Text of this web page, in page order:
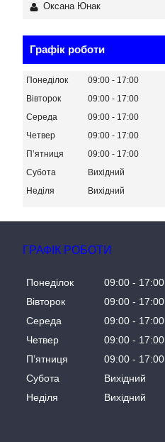
Оксана Юнак
Графік роботи
Понеділок 09:00
17:00
Вівторок
09:00
17:00
Середа
09:00
17:00
Четвер
09:00
17:00
Пʼятниця
09:00
17:00
Субота
Вихідний
Неділя
Вихідний
ГРАФІК РОБОТИ
Понеділок 09:00
17:00
Вівторок
09:00
17:00
Середа
09:00
17:00
Четвер
09:00
17:00
Пʼятниця
09:00
17:00
Субота
Вихідний
Неділя
Вихідний